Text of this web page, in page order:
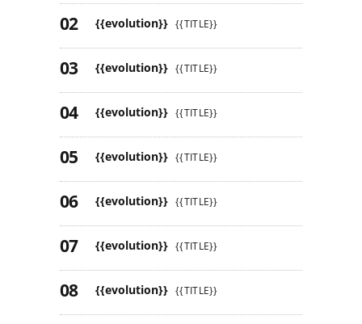
{{evolution}} {{TITLE}}
{{evolution}} {{TITLE}}
{{evolution}} {{TITLE}}
{{evolution}} {{TITLE}}
{{evolution}} {{TITLE}}
{{evolution}} {{TITLE}}
{{evolution}} {{TITLE}}